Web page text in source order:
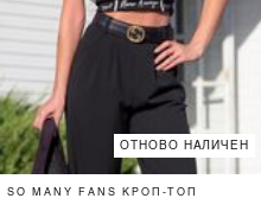
ОТНОВО НАЛИЧЕН
SO MANY FANS КРОП-ТОП